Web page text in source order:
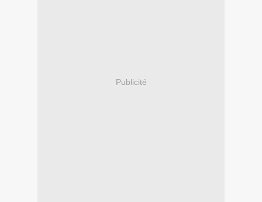
Publicité